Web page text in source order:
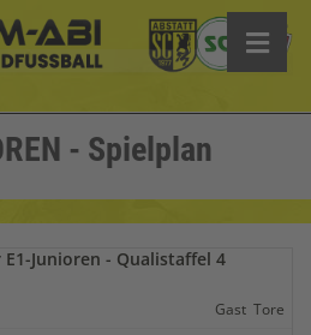
- Spielplan
Junioren - Qualistaffel 4
Gast Tore